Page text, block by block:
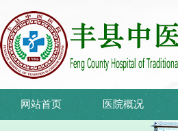
网站首页 医院概况